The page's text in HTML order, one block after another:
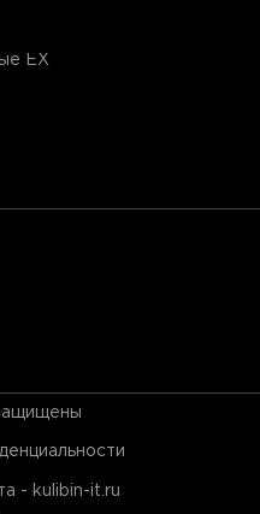
EX
- kulibin-it.ru